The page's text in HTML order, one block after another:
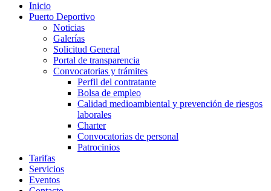
Inicio
Puerto Deportivo
Noticias
Galerías
Solicitud General
Portal de transparencia
Convocatorias y trámites
Perfil del contratante
Bolsa de empleo
Calidad medioambiental y prevención de riesgos
laborales
Charter
Convocatorias de personal
Patrocinios
Tarifas
Servicios
Eventos